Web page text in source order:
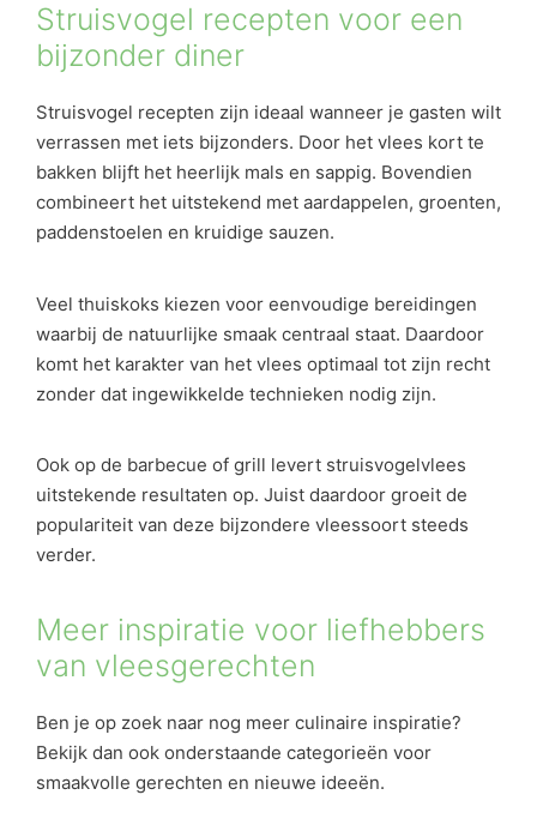
Struisvogel recepten voor een
bijzonder diner
Struisvogel recepten zijn ideaal wanneer je gasten wilt
verrassen met iets bijzonders. Door het vlees kort te
bakken blijft het heerlijk mals en sappig. Bovendien
combineert het uitstekend met aardappelen, groenten,
paddenstoelen en kruidige sauzen.
Veel thuiskoks kiezen voor eenvoudige bereidingen
waarbij de natuurlijke smaak centraal staat. Daardoor
komt het karakter van het vlees optimaal tot zijn recht
zonder dat ingewikkelde technieken nodig zijn.
Ook op de barbecue of grill levert struisvogelvlees
uitstekende resultaten op. Juist daardoor groeit de
populariteit van deze bijzondere vleessoort steeds
verder.
Meer inspiratie voor liefhebbers
van vleesgerechten
Ben je op zoek naar nog meer culinaire inspiratie?
Bekijk dan ook onderstaande categorieën voor
smaakvolle gerechten en nieuwe ideeën.